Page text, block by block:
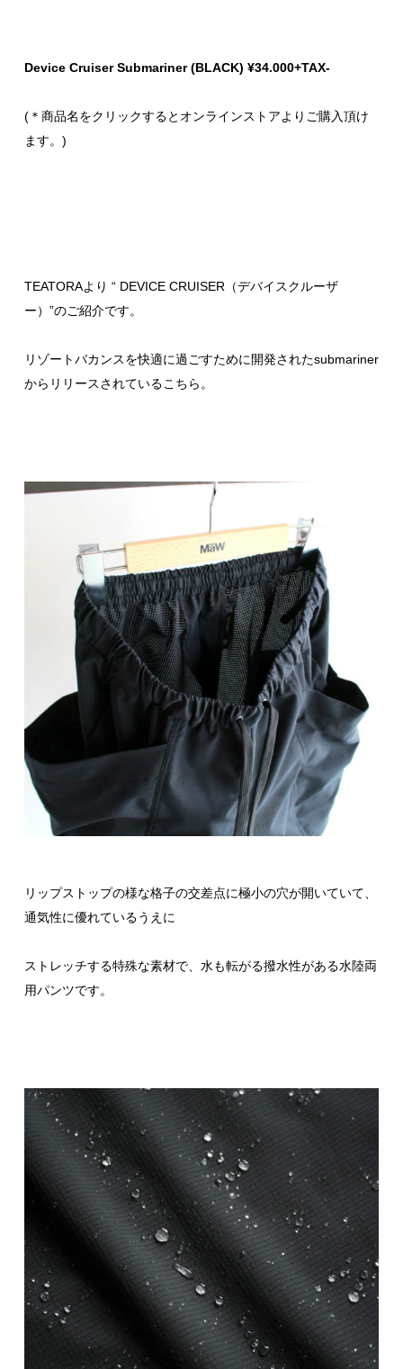
Device Cruiser Submariner (BLACK) ¥34.000+TAX-
(＊商品名をクリックするとオンラインストアよりご購入頂け
ます。)
TEATORAより “ DEVICE CRUISER（デバイスクルーザ
ー）”のご紹介です。
リゾートバカンスを快適に過ごすために開発されたsubmariner
からリリースされているこちら。
リップストップの様な格子の交差点に極小の穴が開いていて、
通気性に優れているうえに
ストレッチする特殊な素材で、水も転がる撥水性がある水陸両
用パンツです。